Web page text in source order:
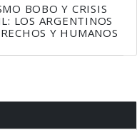
BOBO Y CRISIS
LOS ARGENTINOS
Y HUMANOS